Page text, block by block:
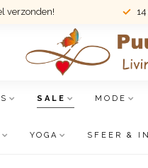
verzonden!
SALE MODE
YOGA SFEER &